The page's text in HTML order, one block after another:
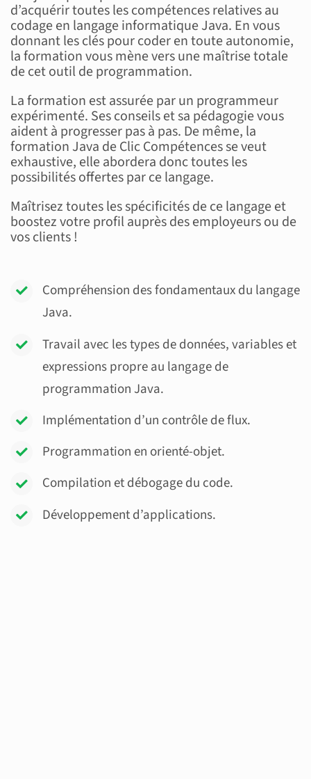
d’acquérir toutes les compétences relatives au
codage en langage informatique Java. En vous
donnant les clés pour coder en toute autonomie,
la formation vous mène vers une maîtrise totale
de cet outil de programmation.
La formation est assurée par un programmeur
expérimenté. Ses conseils et sa pédagogie vous
aident à progresser pas à pas. De même, la
formation Java de Clic Compétences se veut
exhaustive, elle abordera donc toutes les
possibilités offertes par ce langage.
Maîtrisez toutes les spécificités de ce langage et
boostez votre profil auprès des employeurs ou de
vos clients !
Compréhension des fondamentaux du langage
Java.
Travail avec les types de données, variables et
expressionspropre au langage de
programmation Java.
Implémentation d’un contrôle de flux.
Programmation en orienté-objet.
Compilation et débogage du code.
Développement d’applications.